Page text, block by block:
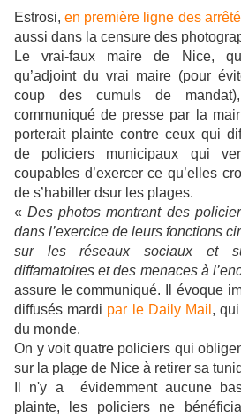
Estrosi,en première ligne des
aussi dans la censure des
Le vrai-faux maire de Nice,
qu’adjoint du vrai maire (pour
coup des cumuls de
communiqué de presse par la
porterait plainte contre ceux qui
de policiers municipaux qui
coupables d’exercer ce qu’elles
de s’habiller dsur les plages.
«Des photos montrant des
dans l’exercice de leurs fonctions
sur les réseaux sociaux et
diffamatoires et des menaces à
assure le communiqué. Il évoque
diffusés mardi par le Daily Mail ,
du monde.
On y voit quatre policiers qui
sur la plage de Nice à retirer sa
Il n'y a évidemment aucune
plainte, les policiers ne